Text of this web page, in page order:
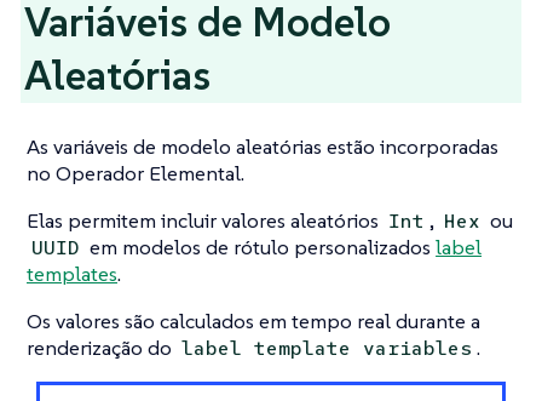
Variáveis de Modelo
Aleatórias
As variáveis de modelo aleatórias estão incorporadas
no Operador Elemental.
Elas permitem incluir valores aleatórios Int , Hex ou
UUID em modelos de rótulo personalizadoslabel
templates.
Os valores são calculados em tempo real durante a
renderização do label template variables .